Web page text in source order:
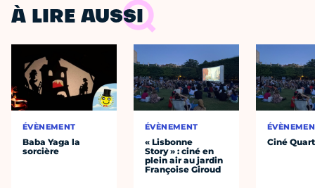
À LIRE AUSSI
ÉVÈNEMENT
Baba Yaga la
sorcière
ÉVÈNEMENT
« Lisbonne
Story » : ciné en
plein air au jardin
Françoise Giroud
Ciné